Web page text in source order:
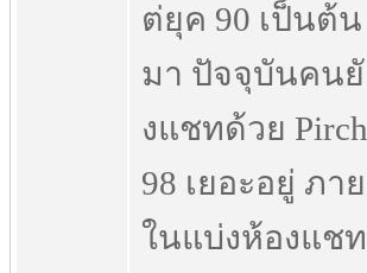
ต่ยุค 90 เป็นต้น
มา ปัจจุบันคนยั
งแชทด้วย Pirch
98 เยอะอยู่ ภาย
ในแบ่งห้องแชท